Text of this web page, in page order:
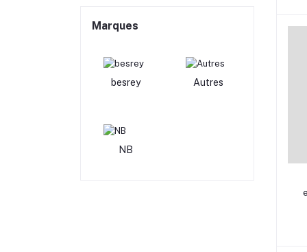
Marques
besrey Autres
NB